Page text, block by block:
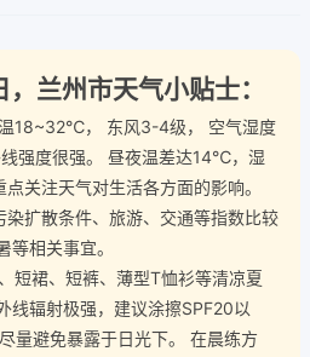
兰州市天气小贴士：
18~32℃， 东风3-4级， 空气湿度
强度很强。 昼夜温差达14℃，湿
关注天气对生活各方面的影响。
扩散条件、旅游、交通等指数比较
相关事宜。
裙、短裤、薄型T恤衫等清凉夏
线辐射极强，建议涂擦SPF20以
量避免暴露于日光下。 在晨练方